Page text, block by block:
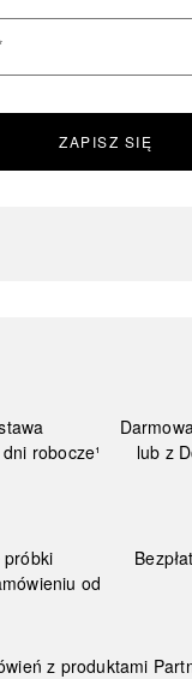
ZAPISZ SIĘ
robocze¹
lub z
próbki
od
z produktami